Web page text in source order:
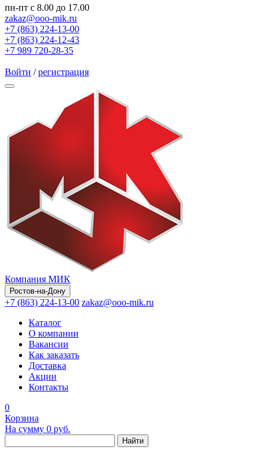
пн-пт с 8.00 до 17.00
zakaz@ooo-mik.ru
+7 (863) 224-13-00
+7 (863) 224-12-43
+7 989 720-28-35
Войти /регистрация
Компания МИК
Ростов-на-Дону
+7 (863) 224-13-00 zakaz@ooo-mik.ru
Каталог
О компании
Вакансии
Как заказать
Доставка
Акции
Контакты
0
Корзина
На сумму 0 руб.
Найти